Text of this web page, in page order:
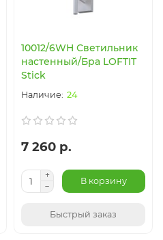
10012/6WH Светильник
настенный/Бра LOFTIT
Stick
24
7 260 р.
В корзину
Быстрый заказ